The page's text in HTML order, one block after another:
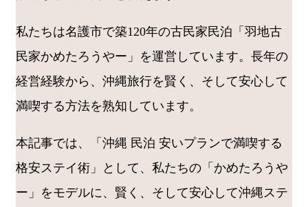
私たちは名護市で築120年の古民家民泊「羽地古
民家かめたろうやー」を運営しています。長年の
経営経験から、沖縄旅行を賢く、そして安心して
満喫する方法を熟知しています。
本記事では、「沖縄 民泊 安いプランで満喫する
格安ステイ術」として、私たちの「かめたろうや
ー」をモデルに、賢く、そして安心して沖縄ステ